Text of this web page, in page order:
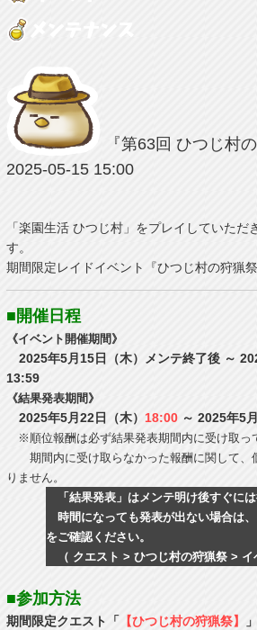
『第63回 ひつじ村
2025-05-15 15:00
「楽園生活 ひつじ村」をプレイしていただ
す。
期間限定レイドイベント『ひつじ村の狩猟
■開催日程
《イベント開催期間》
2025年5月15日（木）メンテ終了後 ～
13:59
《結果発表期間》
2025年5月22日（木） 18:00 ～ 2025年5
※順位報酬は必ず結果発表期間内に受け取っ
期間内に受け取らなかった報酬に関して、
りません。
「結果発表」はメンテ明け後すぐには
時間になっても発表が出ない場合は
をご確認ください。
（ クエスト > ひつじ村の狩猟祭 > イ
■参加方法
期間限定クエスト「 【ひつじ村の狩猟祭】